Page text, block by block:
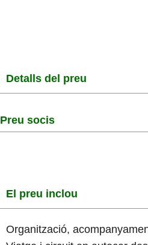
Detalls del preu
Preu socis
El preu inclou
Organització,